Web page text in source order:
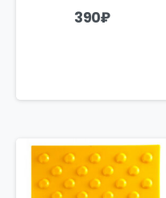
390₽